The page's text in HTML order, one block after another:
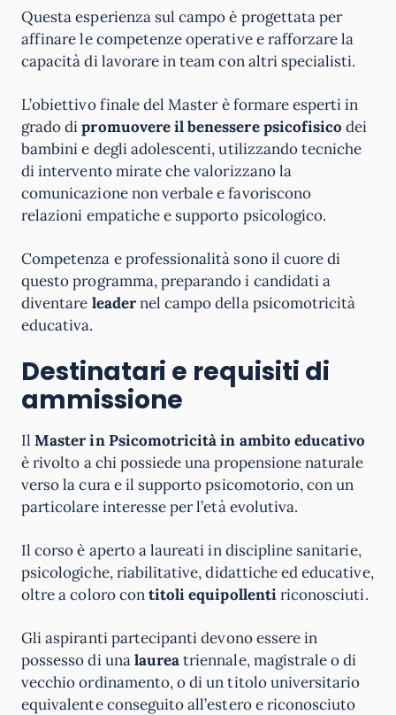
Questa esperienza sul campo è progettata per
affinare le competenze operative e rafforzare la
capacità di lavorare in team con altri specialisti.
L’obiettivo finale del Master è formare esperti in
grado dipromuovere il benessere psicofisico dei
bambini e degli adolescenti, utilizzando tecniche
di intervento mirate che valorizzano la
comunicazione non verbale e favoriscono
relazioni empatiche e supporto psicologico.
Competenza e professionalità sono il cuore di
questo programma, preparando i candidati a
diventare leadernel campo della psicomotricità
educativa.
Destinatari e requisiti di
ammissione
IlMaster in Psicomotricità in ambito educativo
è rivolto a chi possiede una propensione naturale
verso la cura e il supporto psicomotorio, con un
particolare interesse per l’età evolutiva.
Il corso è aperto a laureati in discipline sanitarie,
psicologiche, riabilitative, didattiche ed educative,
oltre a coloro contitoli equipollentiriconosciuti.
Gli aspiranti partecipanti devono essere in
possesso di unalaureatriennale, magistrale o di
vecchio ordinamento, o di un titolo universitario
equivalente conseguito all’estero e riconosciuto